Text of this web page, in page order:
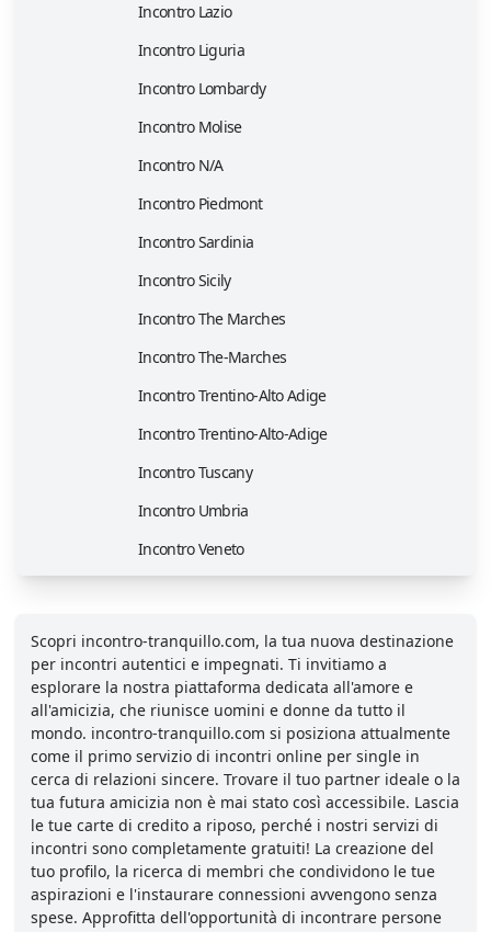
Incontro Lazio
Incontro Liguria
Incontro Lombardy
Incontro Molise
Incontro N/A
Incontro Piedmont
Incontro Sardinia
Incontro Sicily
Incontro The Marches
Incontro The-Marches
Incontro Trentino-Alto Adige
Incontro Trentino-Alto-Adige
Incontro Tuscany
Incontro Umbria
Incontro Veneto
Scopri incontro-tranquillo.com, la tua nuova destinazione
per incontri autentici e impegnati. Ti invitiamo a
esplorare la nostra piattaforma dedicata all'amore e
all'amicizia, che riunisce uomini e donne da tutto il
mondo. incontro-tranquillo.com si posiziona attualmente
come il primo servizio di incontri online per single in
cerca di relazioni sincere. Trovare il tuo partner ideale o la
tua futura amicizia non è mai stato così accessibile. Lascia
le tue carte di credito a riposo, perché i nostri servizi di
incontri sono completamente gratuiti! La creazione del
tuo profilo, la ricerca di membri che condividono le tue
aspirazioni e l'instaurare connessioni avvengono senza
spese. Approfitta dell'opportunità di incontrare persone